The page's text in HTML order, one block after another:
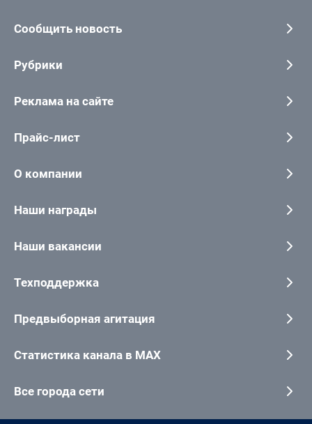
Сообщить новость
Рубрики
Реклама на сайте
Прайс-лист
О компании
Наши награды
Наши вакансии
Техподдержка
Предвыборная агитация
Статистика канала в MAX
Все города сети